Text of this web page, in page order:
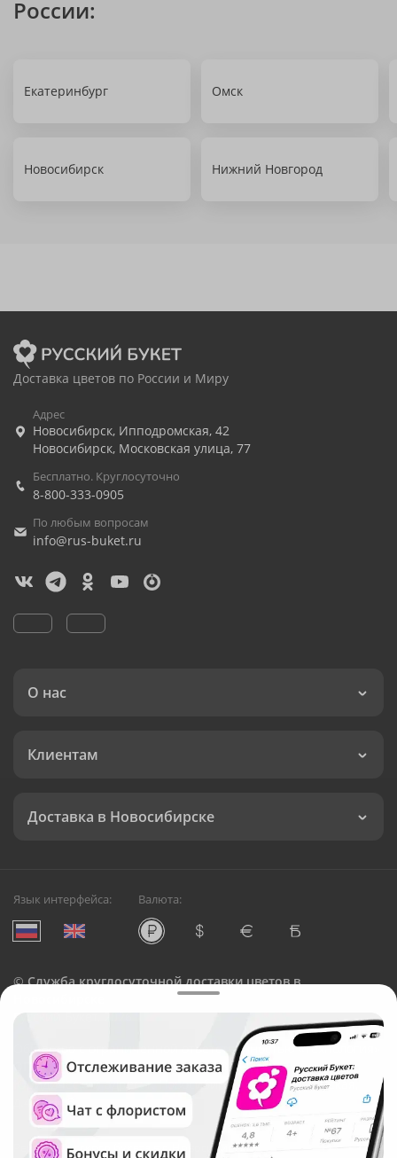
России:
Екатеринбург Омск
Новосибирск Нижний Новгород
Доставка цветов по России и Миру
Адрес
Новосибирск, Ипподромская, 42
Новосибирск, Московская улица, 77
Бесплатно. Круглосуточно
8-800-333-0905
По любым вопросам
info@rus-buket.ru
О нас
Клиентам
Доставка в Новосибирске
Язык интерфейса: Валюта:
©Служба круглосуточной доставки цветов в
Русский Букет, 2026
Общество с ограниченной ответственностью «Технология»
ОГРН: 1195476081745, ИНН: 5410081997
Юридический адрес: г. Новосибирск, ул. Ипподромская,
д.42, оф. 3
Рейтинг Русского букета в г. Новосибирск